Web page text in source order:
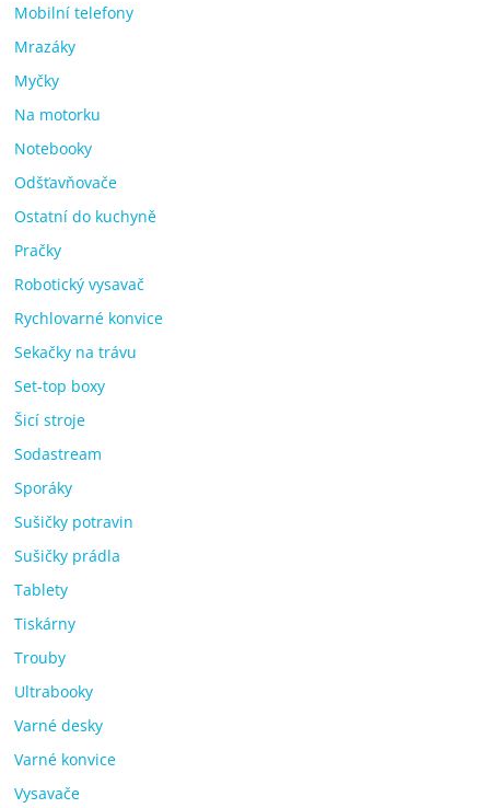
Mobilní telefony
Mrazáky
Myčky
Na motorku
Notebooky
Odšťavňovače
Ostatní do kuchyně
Pračky
Robotický vysavač
Rychlovarné konvice
Sekačky na trávu
Set-top boxy
Šicí stroje
Sodastream
Sporáky
Sušičky potravin
Sušičky prádla
Tablety
Tiskárny
Trouby
Ultrabooky
Varné desky
Varné konvice
Vysavače